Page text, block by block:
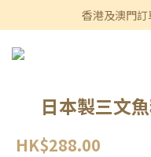
香港及澳門
香港及澳門
3個月內買
日本製三文
HK$288.00